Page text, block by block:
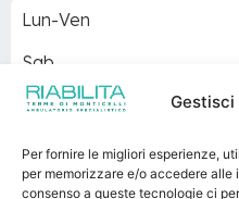
Gestisci
Per fornire le migliori esperienze,
per memorizzare e/o accedere alle
consenso a queste tecnologie ci
Lun-Ven
Sab
Dom